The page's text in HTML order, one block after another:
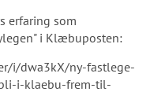
erfaring som
i Klæbuposten:
i/dwa3kX/ny-fastlege-
i-klaebu-frem-til-